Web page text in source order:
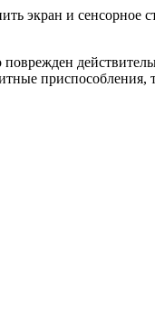
экран и сенсорное
приспособления,